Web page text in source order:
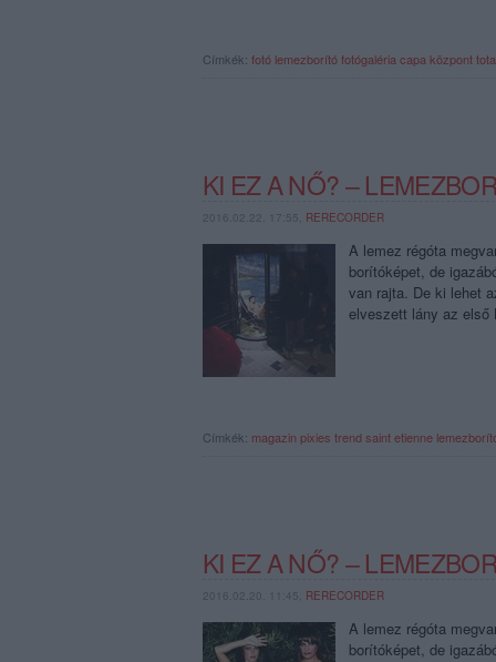
Címkék: fotó lemezborítófotógaléria capa központ
KI EZ A NŐ? –
2016.02.22. 17:55, RERECORDER
A lemez régóta
borítóképet, de
van rajta. De ki lehet
elveszett lány az
Címkék: magazin pixies trendsaint etienne
KI EZ A NŐ? –
2016.02.20. 11:45, RERECORDER
A lemez régóta
borítóképet, de